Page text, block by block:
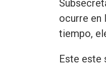
ocurre en
tiempo,
Este este